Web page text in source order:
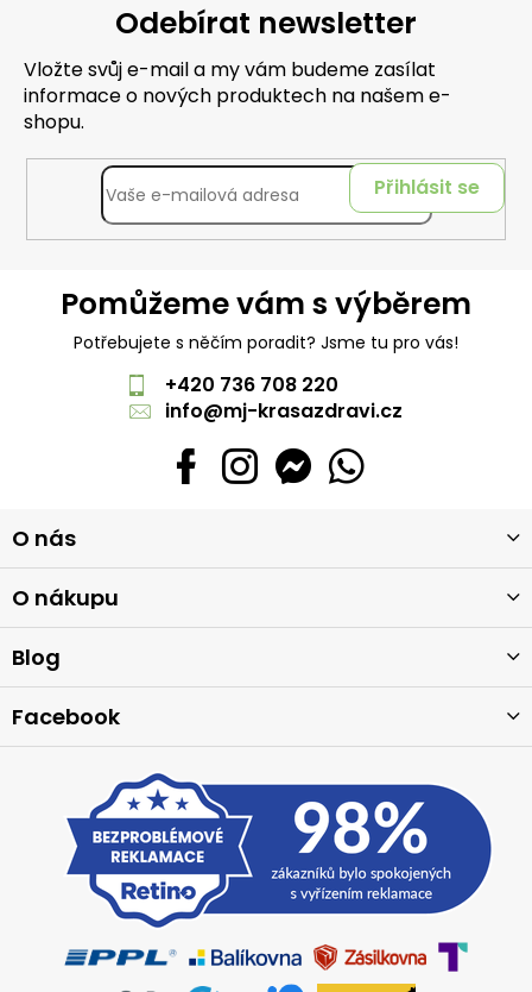
Odebírat newsletter
Vložte svůj e-mail a my vám budeme zasílat
informace o nových produktech na našem e-
shopu.
Přihlásit se
Pomůžeme vám s výběrem
Potřebujete s něčím poradit? Jsme tu pro vás!
+420 736 708 220
info@mj-krasazdravi.cz
á
p
a
t
O nás
O nákupu
Blog
Facebook